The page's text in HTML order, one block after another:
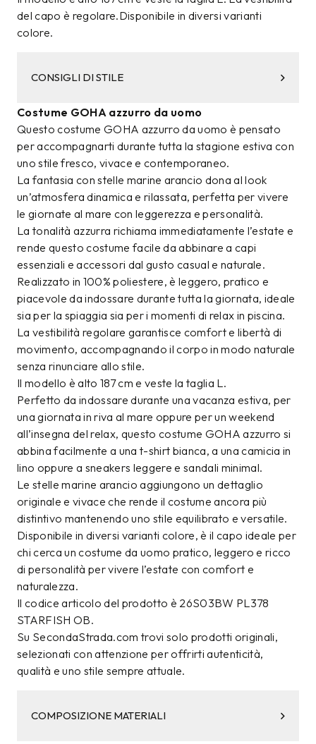
del capo è regolare.Disponibile in diversi varianti
colore.
CONSIGLI DI STILE
Costume GOHA azzurro da uomo
Questo costume GOHA azzurro da uomo è pensato
per accompagnarti durante tutta la stagione estiva con
uno stile fresco, vivace e contemporaneo.
La fantasia con stelle marine arancio dona al look
un’atmosfera dinamica e rilassata, perfetta per vivere
le giornate al mare con leggerezza e personalità.
La tonalità azzurra richiama immediatamente l’estate e
rende questo costume facile da abbinare a capi
essenziali e accessori dal gusto casual e naturale.
Realizzato in 100% poliestere, è leggero, pratico e
piacevole da indossare durante tutta la giornata, ideale
sia per la spiaggia sia per i momenti di relax in piscina.
La vestibilità regolare garantisce comfort e libertà di
movimento, accompagnando il corpo in modo naturale
senza rinunciare allo stile.
Il modello è alto 187 cm e veste la taglia L.
Perfetto da indossare durante una vacanza estiva, per
una giornata in riva al mare oppure per un weekend
all’insegna del relax, questo costume GOHA azzurro si
abbina facilmente a una t-shirt bianca, a una camicia in
lino oppure a sneakers leggere e sandali minimal.
Le stelle marine arancio aggiungono un dettaglio
originale e vivace che rende il costume ancora più
distintivo mantenendo uno stile equilibrato e versatile.
Disponibile in diversi varianti colore, è il capo ideale per
chi cerca un costume da uomo pratico, leggero e ricco
di personalità per vivere l’estate con comfort e
naturalezza.
Il codice articolo del prodotto è 26S03BW PL378
STARFISH OB.
Su SecondaStrada.com trovi solo prodotti originali,
selezionati con attenzione per offrirti autenticità,
qualità e uno stile sempre attuale.
COMPOSIZIONE MATERIALI